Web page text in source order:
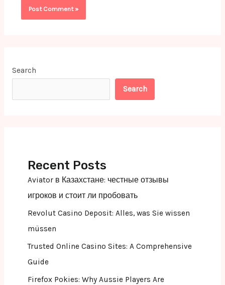
Search
Search
Recent Posts
Aviator в Казахстане: честные отзывы
игроков и стоит ли пробовать
Revolut Casino Deposit: Alles, was Sie wissen
müssen
Trusted Online Casino Sites: A Comprehensive
Guide
Firefox Pokies: Why Aussie Players Are